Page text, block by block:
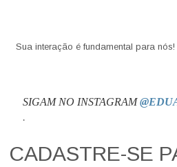
Sua interação é fundamental para nós!
SIGAM NO INSTAGRAM
.
CADASTRE-SE